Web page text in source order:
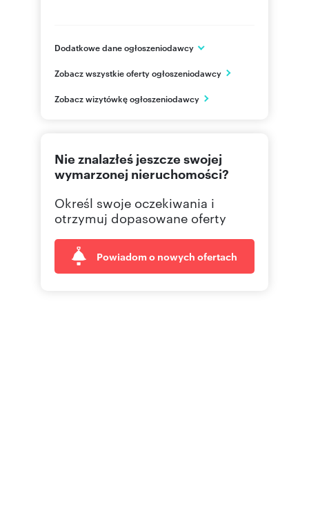
Dodatkowe dane ogłoszeniodawcy
Kraków
PL
Zobacz wszystkie oferty ogłoszeniodawcy
Zobacz wizytówkę ogłoszeniodawcy
Nie znalazłeś jeszcze swojej
wymarzonej nieruchomości?
Określ swoje oczekiwania i
otrzymuj dopasowane oferty
Powiadom o nowych ofertach